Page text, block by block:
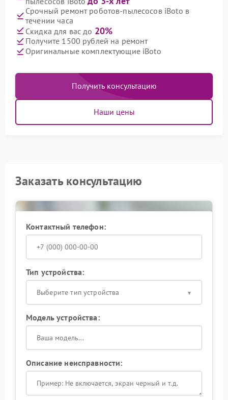
Срочный ремонт роботов-пылесосов iBoto в
течении часа
Скидка для вас до 20%
Получите 1500 рублей на ремонт
Оригинальные комплектующие iBoto
Получить консультацию
Наши цены
Заказать консультацию
Контактный телефон:
Тип устройства:
Выберите тип устройства
Модель устройства:
Описание неисправности: